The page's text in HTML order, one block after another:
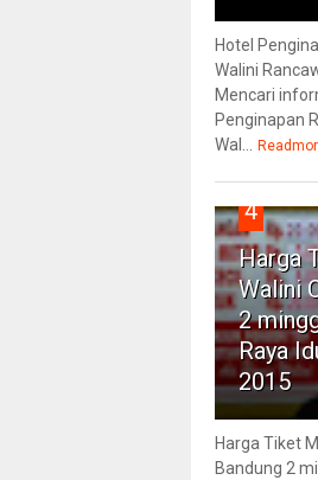
Hotel
Walini
Mencari
Penginapan
Wal...
4
Harga
Walini
2
Raya
2015
Harga Tiket
Bandung 2